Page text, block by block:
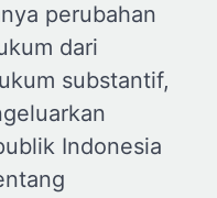
perubahan
dari
substantif,
Indonesia